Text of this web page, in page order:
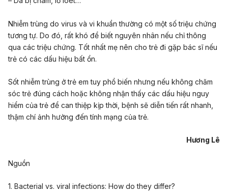
Nhiễm trùng do virus và vi khuẩn thường có một số triệu chứng
tương tự. Do đó, rất khó để biết nguyên nhân nếu chỉ thông
qua các triệu chứng. Tốt nhất mẹ nên cho trẻ đi gặp bác sĩ nếu
trẻ có các dấu hiệu bất ổn.
Sốt nhiễm trùng ở trẻ em tuy phổ biến nhưng nếu không chăm
sóc trẻ đúng cách hoặc không nhận thấy các dấu hiệu nguy
hiểm của trẻ để can thiệp kịp thời, bệnh sẽ diễn tiến rất nhanh,
thậm chí ảnh hưởng đến tính mạng của trẻ.
Hương Lê
Nguồn
1. Bacterial vs. viral infections: How do they differ?